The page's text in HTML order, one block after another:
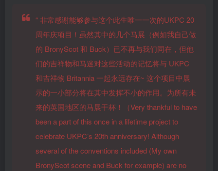
“非常感谢能够参与这个此生唯一一次的UKPC 20
周年庆项目！虽然其中的几个马展（例如我自己做
的 BronyScot 和 Buck）已不再与我们同在，但他
们的吉祥物和马迷对这些活动的记忆将与 UKPC
和吉祥物 Britannia 一起永远存在~ 这个项目中展
示的一小部分将在其中发挥不小的作用。为所有未
来的英国地区的马展干杯！（Very thankful to have
been a part of this once in a lifetime project to
celebrate UKPC’s 20th anniversary! Although
several of the conventions included (My own
BronyScot scene and Buck for example) are no